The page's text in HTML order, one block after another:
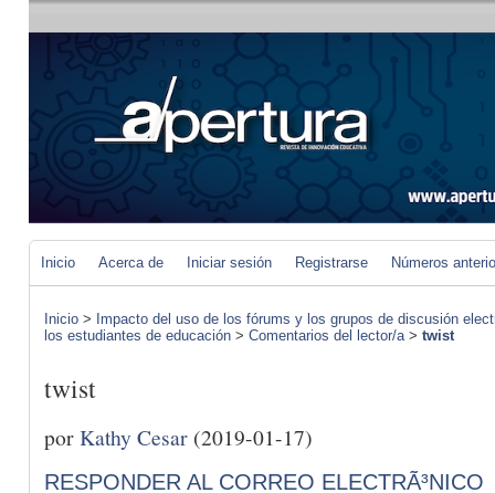
Inicio Acerca de Iniciar sesión Registrarse Números
Inicio > Impacto del uso de los fórums y los grupos de discusión
los estudiantes de educación > Comentarios del lector/a> twist
twist
porKathy Cesar (2019-01-17)
RESPONDER AL CORREO ELECTRÃ³NICO